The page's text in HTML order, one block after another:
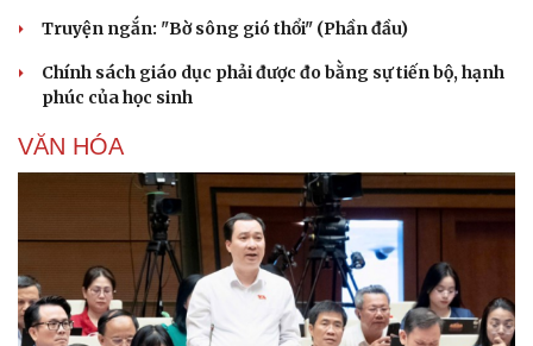
Truyện ngắn: "Bờ sông gió thổi" (Phần đầu)
Chính sách giáo dục phải được đo bằng sự tiến bộ, hạnh
phúc của học sinh
VĂN HÓA